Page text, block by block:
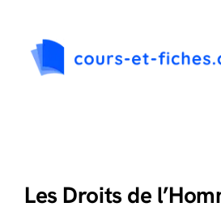
contenu
Les Droits de